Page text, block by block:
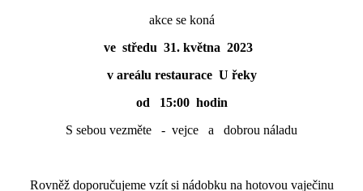
akce se koná
ve středu 31. května 2023
v areálu restaurace U řeky
od 15:00 hodin
S sebou vezměte - vejce a dobrou náladu
Rovněž doporučujeme vzít si nádobku na hotovou vaječinu